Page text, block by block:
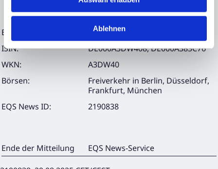
Ablehnen
Deutschland
E-Mail:
info@dn-ag.com
ISIN:
DE000A3DW408, DE000A383C76
WKN:
A3DW40
Börsen:
Freiverkehr in Berlin, Düsseldorf,
Frankfurt, München
EQS News ID:
2190838
Ende der Mitteilung EQS News-Service